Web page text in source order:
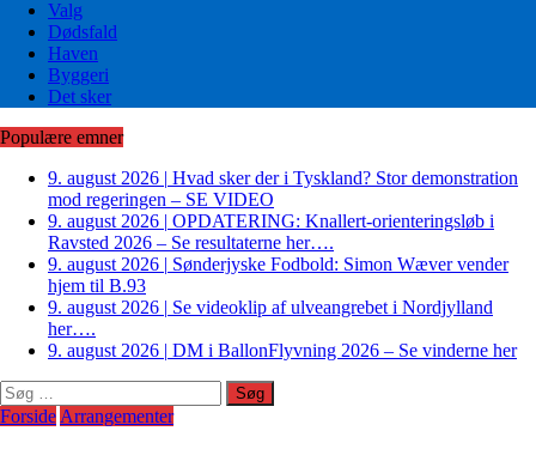
Valg
Dødsfald
Haven
Byggeri
Det sker
Populære emner
9. august 2026 | Hvad sker der i Tyskland? Stor demonstration
mod regeringen – SE VIDEO
9. august 2026 | OPDATERING: Knallert-orienteringsløb i
Ravsted 2026 – Se resultaterne her….
9. august 2026 | Sønderjyske Fodbold: Simon Wæver vender
hjem til B.93
9. august 2026 | Se videoklip af ulveangrebet i Nordjylland
her….
9. august 2026 | DM i BallonFlyvning 2026 – Se vinderne her
Søg
efter:
Forside Arrangementer